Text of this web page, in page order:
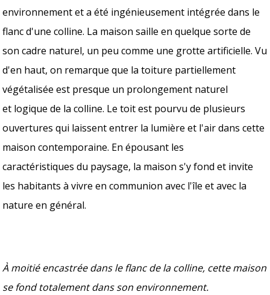
environnement et a été ingénieusement intégrée dans le
flanc d'une colline. La maison saille en quelque sorte de
son cadre naturel, un peu comme une grotte artificielle. Vu
d'en haut, on remarque que la toiture partiellement
végétalisée est presque un prolongement naturel
et logique de la colline. Le toit est pourvu de plusieurs
ouvertures qui laissent entrer la lumière et l'air dans cette
maison contemporaine. En épousant les
caractéristiques du paysage, la maison s'y fond et invite
les habitants à vivre en communion avec l'île et avec la
nature en général.
À moitié encastrée dans le flanc de la colline, cette maison
se fond totalement dans son environnement.